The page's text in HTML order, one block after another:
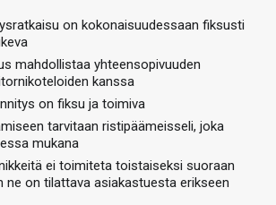
on kokonaisuudessaan fiksusti
mahdollistaa yhteensopivuuden
kanssa
on fiksu ja toimiva
tarvitaan ristipäämeisseli, joka
mukana
ei toimiteta toistaiseksi suoraan
ne on tilattava asiakastuesta erikseen